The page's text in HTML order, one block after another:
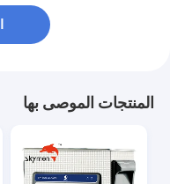
المنتجات الموصى بها